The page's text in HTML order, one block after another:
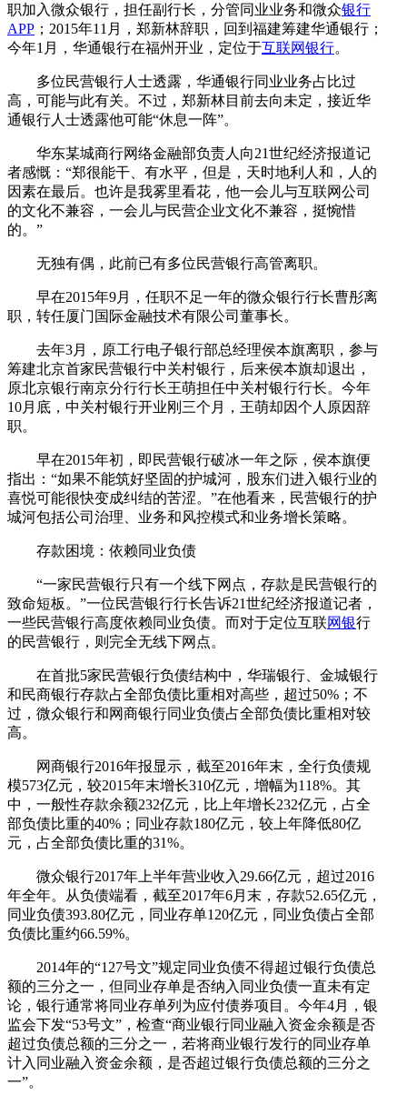
职加入微众银行，担任副行长，分管同业业务和微众银行
APP ；2015年11月，郑新林辞职，回到福建筹建华通银行；
今年1月，华通银行在福州开业，定位于互联网银行。
多位民营银行人士透露，华通银行同业业务占比过
高，可能与此有关。不过，郑新林目前去向未定，接近华
通银行人士透露他可能“休息一阵”。
华东某城商行网络金融部负责人向21世纪经济报道记
者感慨：“郑很能干、有水平，但是，天时地利人和，人的
因素在最后。也许是我雾里看花，他一会儿与互联网公司
的文化不兼容，一会儿与民营企业文化不兼容，挺惋惜
的。”
无独有偶，此前已有多位民营银行高管离职。
早在2015年9月，任职不足一年的微众银行行长曹彤离
职，转任厦门国际金融技术有限公司董事长。
去年3月，原工行电子银行部总经理侯本旗离职，参与
筹建北京首家民营银行中关村银行，后来侯本旗却退出，
原北京银行南京分行行长王萌担任中关村银行行长。今年
10月底，中关村银行开业刚三个月，王萌却因个人原因辞
职。
早在2015年初，即民营银行破冰一年之际，侯本旗便
指出：“如果不能筑好坚固的护城河，股东们进入银行业的
喜悦可能很快变成纠结的苦涩。”在他看来，民营银行的护
城河包括公司治理、业务和风控模式和业务增长策略。
存款困境：依赖同业负债
“一家民营银行只有一个线下网点，存款是民营银行的
致命短板。”一位民营银行行长告诉21世纪经济报道记者，
一些民营银行高度依赖同业负债。而对于定位互联网银行
的民营银行，则完全无线下网点。
在首批5家民营银行负债结构中，华瑞银行、金城银行
和民商银行存款占全部负债比重相对高些，超过50%；不
过，微众银行和网商银行同业负债占全部负债比重相对较
高。
网商银行2016年报显示，截至2016年末，全行负债规
模573亿元，较2015年末增长310亿元，增幅为118%。其
中，一般性存款余额232亿元，比上年增长232亿元，占全
部负债比重的40%；同业存款180亿元，较上年降低80亿
元，占全部负债比重的31%。
微众银行2017年上半年营业收入29.66亿元，超过2016
年全年。从负债端看，截至2017年6月末，存款52.65亿元，
同业负债393.80亿元，同业存单120亿元，同业负债占全部
负债比重约66.59%。
2014年的“127号文”规定同业负债不得超过银行负债总
额的三分之一，但同业存单是否纳入同业负债一直未有定
论，银行通常将同业存单列为应付债券项目。今年4月，银
监会下发“53号文”，检查“商业银行同业融入资金余额是否
超过负债总额的三分之一，若将商业银行发行的同业存单
计入同业融入资金余额，是否超过银行负债总额的三分之
一”。